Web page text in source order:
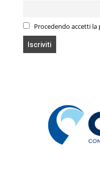
Procedendo accetti la